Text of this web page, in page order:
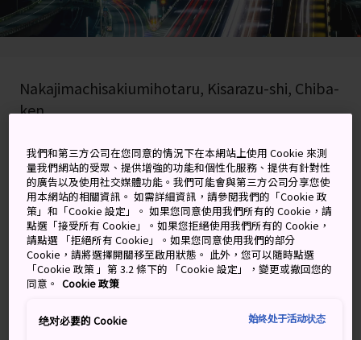
Nakajimachisakiumihotaru, Kisarazu-shi, Chiba-
ken
在 Google 地圖上檢視
取得轉乘資訊
關鍵字 地圖
東京灣和千葉中途位於海中心的
收費公路休息區。
我們和第三方公司在您同意的情況下在本網站上使用 Cookie 來測
量我們網站的受眾、提供增強的功能和個性化服務、提供有針對性
的廣告以及使用社交媒體功能。我們可能會與第三方公司分享您使
用本網站的相關資訊。 如需詳細資訊，請參閱我們的「Cookie 政
策」和「Cookie 設定」。 如果您同意使用我們所有的 Cookie，請
點選「接受所有 Cookie」。如果您拒絕使用我們所有的 Cookie，
請點選 「拒絕所有 Cookie」。如果您同意使用我們的部分
Cookie，請將選擇開關移至啟用狀態。 此外，您可以隨時點選
「Cookie 政策 」第 3.2 條下的 「Cookie 設定」，變更或撤回您的
同意。 Cookie 政策
绝对必要的 Cookie 始终处于活动状态